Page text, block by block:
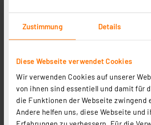
Zustimmung Details
Diese Webseite verwendet Cookies
Wir verwenden Cookies auf unserer
von ihnen sind essentiell und damit für
die Funktionen der Webseite zwingend
Andere helfen uns, diese Webseite und
Erfahrungen zu verbessern. Für die